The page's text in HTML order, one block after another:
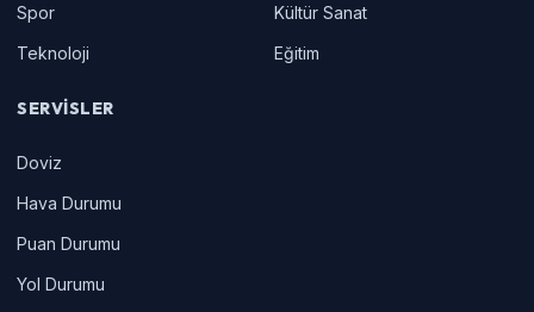
Spor
Kültür Sanat
Teknoloji
Eğitim
SERVISLER
Doviz
Hava Durumu
Puan Durumu
Yol Durumu